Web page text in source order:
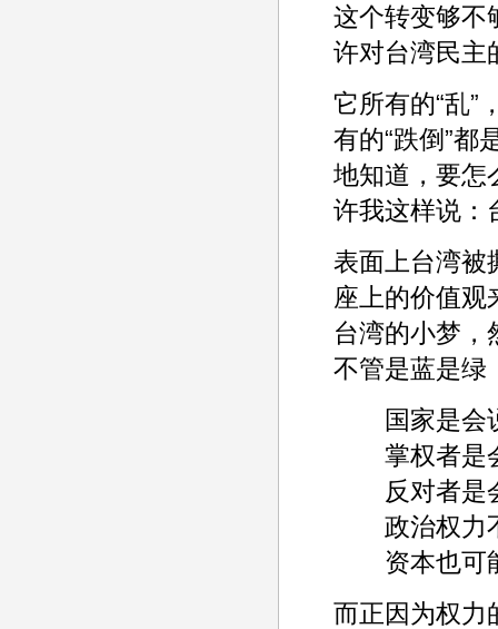
这个转变够不
许对台湾民主
它所有的“乱”
有的“跌倒”都
地知道，要怎
许我这样说：
表面上台湾被
座上的价值观
台湾的小梦，
不管是蓝是绿
国家是会
掌权者是
反对者是
政治权力不
资本也可
而正因为权力